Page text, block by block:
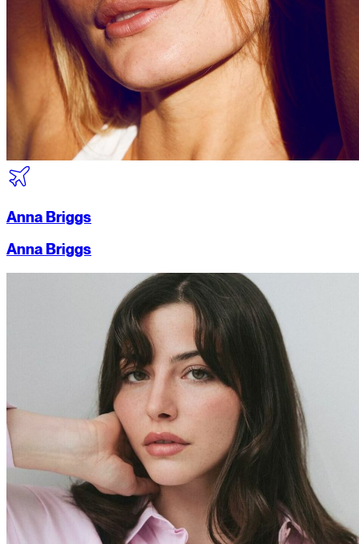
Anna Briggs
Anna Briggs